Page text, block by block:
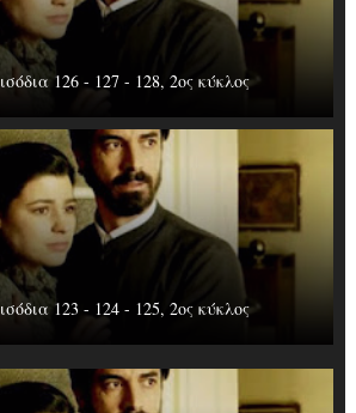
126 - 127 - 128, 2ος κύκλος
123 - 124 - 125, 2ος κύκλος